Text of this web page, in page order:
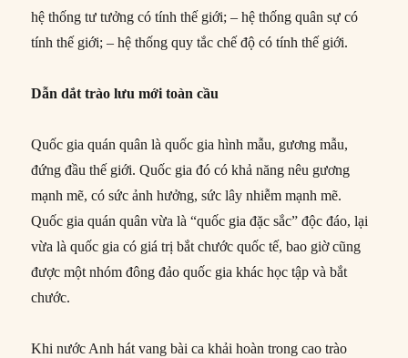
hệ thống tư tưởng có tính thế giới; – hệ thống quân sự có
tính thế giới; – hệ thống quy tắc chế độ có tính thế giới.
Dẫn dắt trào lưu mới toàn cầu
Quốc gia quán quân là quốc gia hình mẫu, gương mẫu,
đứng đầu thế giới. Quốc gia đó có khả năng nêu gương
mạnh mẽ, có sức ảnh hưởng, sức lây nhiễm mạnh mẽ.
Quốc gia quán quân vừa là “quốc gia đặc sắc” độc đáo, lại
vừa là quốc gia có giá trị bắt chước quốc tế, bao giờ cũng
được một nhóm đông đảo quốc gia khác học tập và bắt
chước.
Khi nước Anh hát vang bài ca khải hoàn trong cao trào